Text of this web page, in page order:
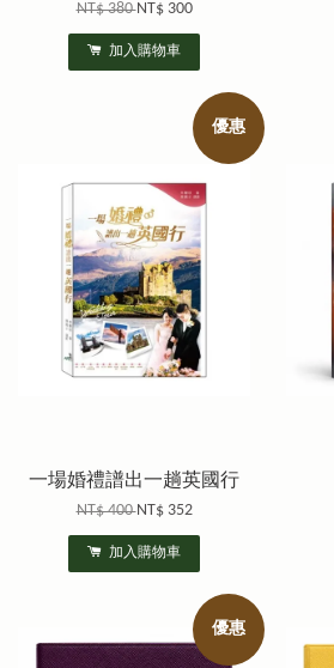
NT$ 380NT$ 300
加入購物車
優惠
一場婚禮譜出一趟英國行
NT$ 400NT$ 352
加入購物車
優惠